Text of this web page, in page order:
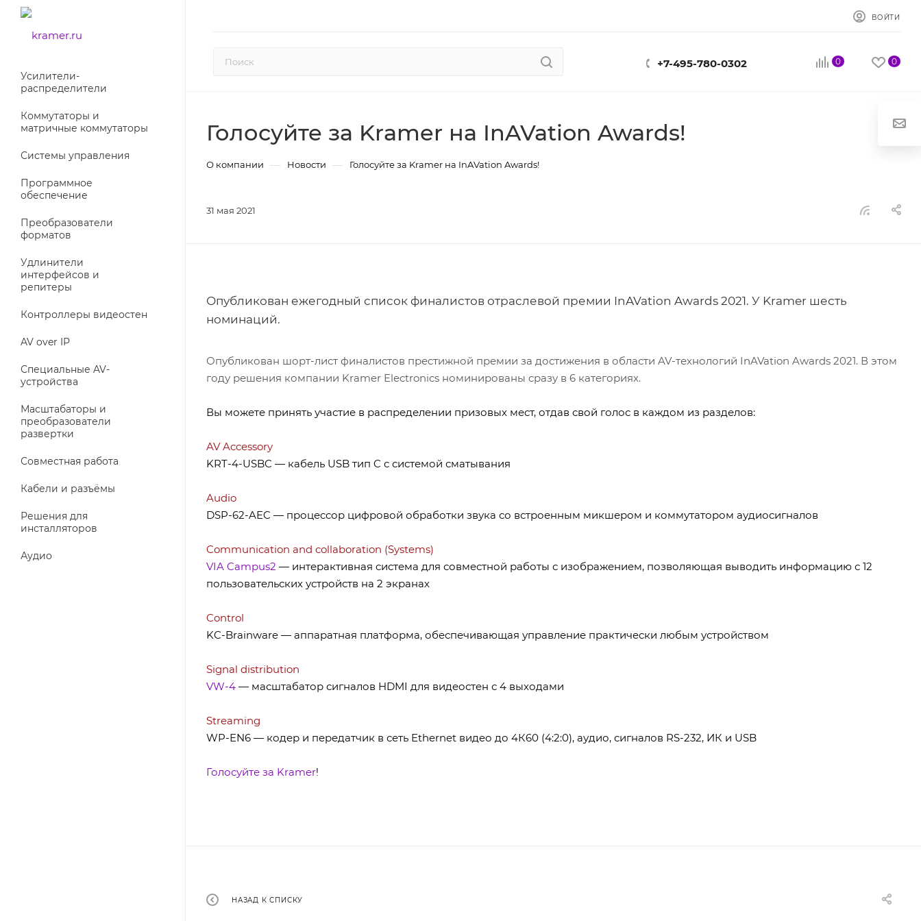
ВОЙТИ
+7-495-780-0302 0 0
Усилители-
раcпределители
Коммутаторы и
матричные коммутаторы
Системы управления
Программное
обеспечение
Преобразователи
форматов
Удлинители
интерфейсов и
репитеры
Контроллеры видеостен
AV over IP
Специальные AV-
устройства
Масштабаторы и
преобразователи
развертки
Совместная работа
Кабели и разъёмы
Решения для
инсталляторов
Аудио
Голосуйте за Kramer на InAVation Awards!
О компании — Новости — Голосуйте за Kramer на InAVation Awards!
31 мая 2021
Опубликован ежегодный список финалистов отраслевой премии InAVation Awards 2021. У Kramer шесть
номинаций.
Опубликован шорт-лист финалистов престижной премии за достижения в области AV-технологий InAVation Awards 2021. В этом
году решения компании Kramer Electronics номинированы сразу в 6 категориях.
Вы можете принять участие в распределении призовых мест, отдав свой голос в каждом из разделов:
AV Accessory
KRT-4-USBC — кабель USB тип C с системой сматывания
Audio
DSP-62-AEC — процессор цифровой обработки звука со встроенным микшером и коммутатором аудиосигналов
Communication and collaboration (Systems)
VIA Campus2 — интерактивная система для совместной работы с изображением, позволяющая выводить информацию с 12
пользовательских устройств на 2 экранах
Control
KC-Brainware — аппаратная платформа, обеспечивающая управление практически любым устройством
Signal distribution
VW-4 — масштабатор сигналов HDMI для видеостен с 4 выходами
Streaming
WP-EN6 — кодер и передатчик в сеть Ethernet видео до 4К60 (4:2:0), аудио, сигналов RS-232, ИК и USB
Голосуйте за Kramer!
НАЗАД К СПИСКУ